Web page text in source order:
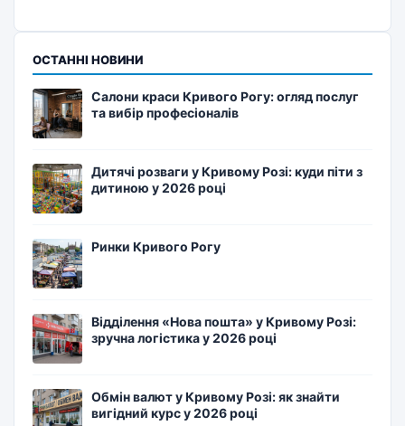
ОСТАННІ НОВИНИ
Салони краси Кривого Рогу: огляд послуг
та вибір професіоналів
Дитячі розваги у Кривому Розі: куди піти з
дитиною у 2026 році
Ринки Кривого Рогу
Відділення «Нова пошта» у Кривому Розі:
зручна логістика у 2026 році
Обмін валют у Кривому Розі: як знайти
вигідний курс у 2026 році